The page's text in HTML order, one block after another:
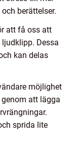
berättelser.
att få oss att
Dessa
kan delas
möjlighet
att lägga
sprida lite